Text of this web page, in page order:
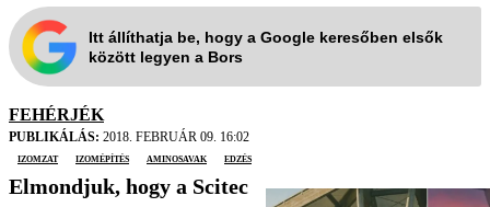
Itt állíthatja be, hogy a Google keresőben elsők
között legyen a Bors
FEHÉRJÉK
PUBLIKÁLÁS: 2018. FEBRUÁR 09. 16:02
izomzat
izomépítés aminosavak edzés
Elmondjuk, hogy a Scitec